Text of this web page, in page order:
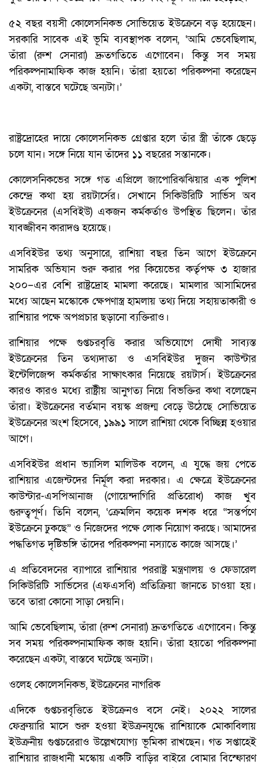
৫২ বছর বয়সী কোলেসনিকভ সোভিয়েত ইউক্রেনে বড় হয়েছেন।
সরকারি সাবেক এই ভূমি ব্যবস্থাপক বলেন, ‘আমি ভেবেছিলাম,
তাঁরা (রুশ সেনারা) দ্রুতগতিতে এগোবেন। কিন্তু সব সময়
পরিকল্পনামাফিক কাজ হয়নি। তাঁরা হয়তো পরিকল্পনা করেছেন
একটা, বাস্তবে ঘটেছে অন্যটা।’
রাষ্ট্রদ্রোহের দায়ে কোলেসনিকভ গ্রেপ্তার হলে তাঁর স্ত্রী তাঁকে ছেড়ে
চলে যান। সঙ্গে নিয়ে যান তাঁদের ১১ বছরের সন্তানকে।
কোলেসনিকভের সঙ্গে গত এপ্রিলে জাপোরিঝঝিয়ার এক পুলিশ
কেন্দ্রে কথা হয় রয়টার্সের। সেখানে সিকিউরিটি সার্ভিস অব
ইউক্রেনের (এসবিইউ) একজন কর্মকর্তাও উপস্থিত ছিলেন। তাঁর
যাবজ্জীবন কারাদণ্ড হয়েছে।
এসবিইউর তথ্য অনুসারে, রাশিয়া বছর তিন আগে ইউক্রেনে
সামরিক অভিযান শুরু করার পর কিয়েভের কর্তৃপক্ষ ৩ হাজার
২০০–এর বেশি রাষ্ট্রদ্রোহ মামলা করেছে। মামলার আসামিদের
মধ্যে আছেন মস্কোকে ক্ষেপণাস্ত্র হামলায় তথ্য দিয়ে সহায়তাকারী ও
রাশিয়ার পক্ষে অপপ্রচার ছড়ানো ব্যক্তিরাও।
রাশিয়ার পক্ষে গুপ্তচরবৃত্তি করার অভিযোগে দোষী সাব্যস্ত
ইউক্রেনের তিন তথ্যদাতা ও এসবিইউর দুজন কাউন্টার
ইন্টেলিজেন্স কর্মকর্তার সাক্ষাৎকার নিয়েছে রয়টার্স। ইউক্রেনের
কারও কারও মধ্যে রাষ্ট্রীয় আনুগত্য নিয়ে বিভক্তির কথা বলেছেন
তাঁরা। ইউক্রেনের বর্তমান বয়স্ক প্রজন্ম বেড়ে উঠেছে সোভিয়েত
ইউক্রেনের অংশ হিসেবে, ১৯৯১ সালে রাশিয়া থেকে বিচ্ছিন্ন হওয়ার
আগে।
এসবিইউর প্রধান ভ্যাসিল মালিউক বলেন, এ যুদ্ধে জয় পেতে
রাশিয়ার এজেন্টদের নির্মূল করা দরকার। এ ক্ষেত্রে ইউক্রেনের
কাউন্টার-এসপিআনাজ (গোয়েন্দাগিরি প্রতিরোধ) কাজ খুব
গুরুত্বপূর্ণ। তিনি বলেন, ‘ক্রেমলিন কয়েক দশক ধরে “সন্তর্পণে
ইউক্রেনে ঢুকছে” ও নিজেদের পক্ষে লোক নিয়োগ করছে। আমাদের
পদ্ধতিগত দৃষ্টিভঙ্গি তাঁদের পরিকল্পনা নস্যাতে কাজে আসছে।’
এ প্রতিবেদনের ব্যাপারে রাশিয়ার পররাষ্ট্র মন্ত্রণালয় ও ফেডারেল
সিকিউরিটি সার্ভিসের (এফএসবি) প্রতিক্রিয়া জানতে চাওয়া হয়।
তবে তারা কোনো সাড়া দেয়নি।
আমি ভেবেছিলাম, তাঁরা (রুশ সেনারা) দ্রুতগতিতে এগোবেন। কিন্তু
সব সময় পরিকল্পনামাফিক কাজ হয়নি। তাঁরা হয়তো পরিকল্পনা
করেছেন একটা, বাস্তবে ঘটেছে অন্যটা।
ওলেহ কোলেসনিকভ, ইউক্রেনের নাগরিক
এদিকে গুপ্তচরবৃত্তিতে ইউক্রেনও বসে নেই। ২০২২ সালের
ফেব্রুয়ারি মাসে শুরু হওয়া ইউক্রনযুদ্ধে রাশিয়াকে মোকাবিলায়
ইউক্রনীয় গুপ্তচরেরাও উল্লেখযোগ্য ভূমিকা রাখছেন। গত সপ্তাহেই
রাশিয়ার রাজধানী মস্কোয় একটি বাড়ির বাইরে বোমার বিস্ফোরণ